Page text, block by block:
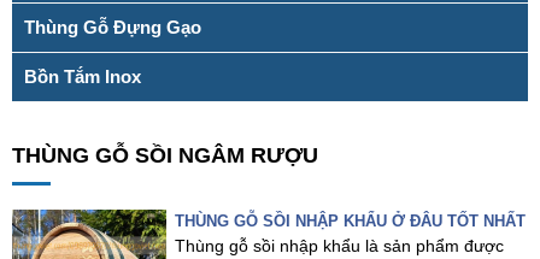
Thùng Gỗ Đựng Gạo
Bồn Tắm Inox
THÙNG GỖ SỒI NGÂM RƯỢU
THÙNG GỖ SỒI NHẬP KHẨU Ở ĐÂU TỐT NHẤT
Thùng gỗ sồi nhập khẩu là sản phẩm được